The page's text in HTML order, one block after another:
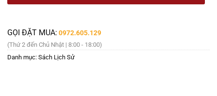
GỌI ĐẶT MUA: 0972.605.129
(Thứ 2 đến Chủ Nhật | 8:00 - 18:00)
Danh mục: Sách Lịch Sử